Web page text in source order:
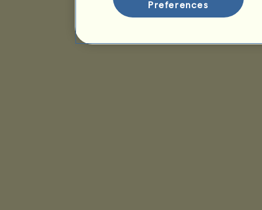
Preferences